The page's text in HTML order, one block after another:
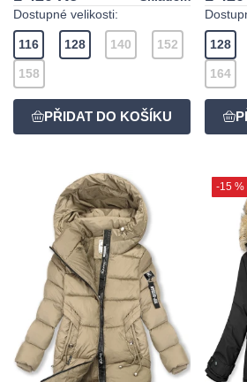
Dostupné velikosti:
116 128 140 152
158
128
164
-15 %